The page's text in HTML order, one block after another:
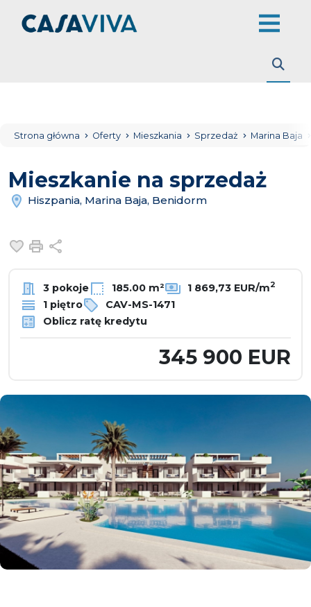
Strona główna Oferty Mieszkania Sprzedaż Marina Baja
Mieszkanie na sprzedaż
Hiszpania, Marina Baja, Benidorm
Dodaj do ulubionych
Drukuj
3 pokoje 185.00 m² 1 869,73 EUR/m2
1 piętro
CAV-MS-1471
Oblicz ratę kredytu
345 900 EUR